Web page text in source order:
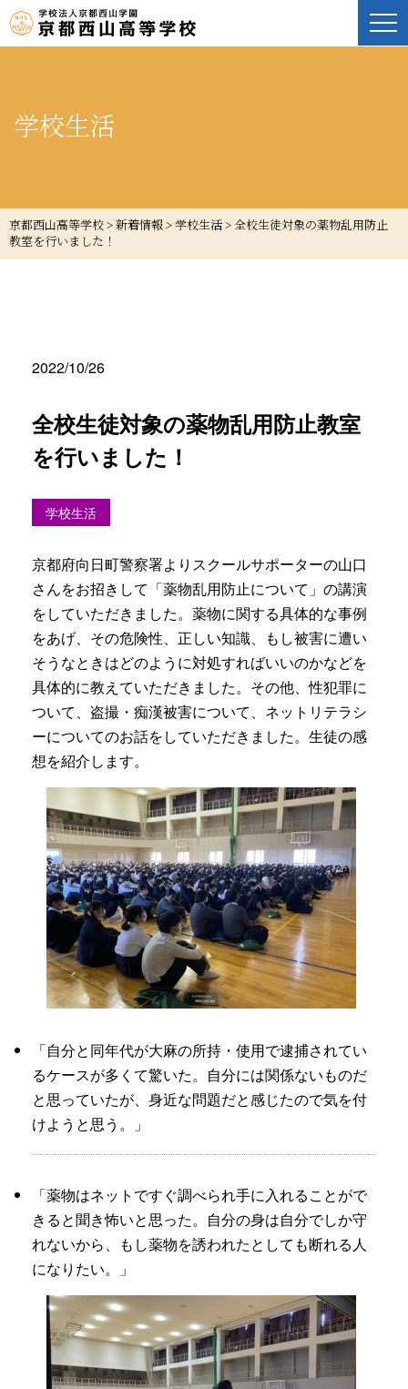
学校生活
京都西山高等学校 > 新着情報 > 学校生活> 全校生徒対象の薬物乱用防止
教室を行いました！
2022/10/26
全校生徒対象の薬物乱用防止教室
を行いました！
学校生活
京都府向日町警察署よりスクールサポーターの山口
さんをお招きして「薬物乱用防止について」の講演
をしていただきました。薬物に関する具体的な事例
をあげ、その危険性、正しい知識、もし被害に遭い
そうなときはどのように対処すればいいのかなどを
具体的に教えていただきました。その他、性犯罪に
ついて、盗撮・痴漢被害について、ネットリテラシ
ーについてのお話をしていただきました。生徒の感
想を紹介します。
「自分と同年代が大麻の所持・使用で逮捕されてい
るケースが多くて驚いた。自分には関係ないものだ
と思っていたが、身近な問題だと感じたので気を付
けようと思う。」
「薬物はネットですぐ調べられ手に入れることがで
きると聞き怖いと思った。自分の身は自分でしか守
れないから、もし薬物を誘われたとしても断れる人
になりたい。」